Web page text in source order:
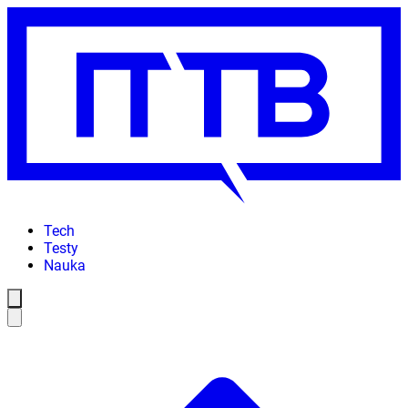
Tech
Testy
Nauka